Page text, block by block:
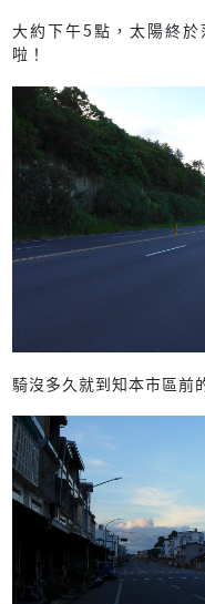
大約下午5點，太陽終
啦！
騎沒多久就到知本市區前